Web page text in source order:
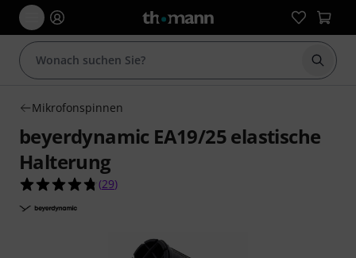
Suche
Mikrofonspinnen
beyerdynamic EA19/25 elastische
Halterung
4.8 von 5 Sternen aus 29 Kundenbewertungen
(29)